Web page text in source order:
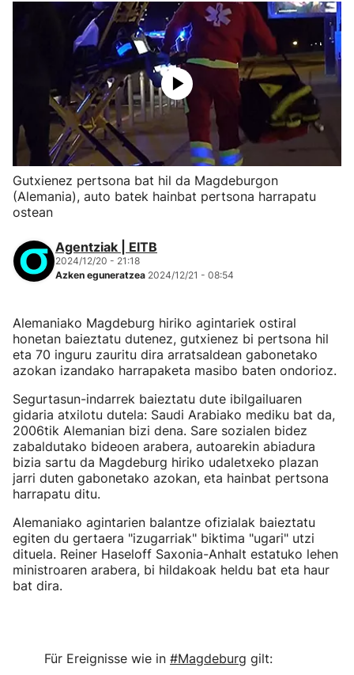
Gutxienez pertsona bat hil da Magdeburgon
(Alemania), auto batek hainbat pertsona harrapatu
ostean
Agentziak | EITB
2024/12/20 - 21:18
Azken eguneratzea 2024/12/21 - 08:54
Alemaniako Magdeburg hiriko agintariek ostiral
honetan baieztatu dutenez, gutxienez bi pertsona hil
eta 70 inguru zauritu dira arratsaldean gabonetako
azokan izandako harrapaketa masibo baten ondorioz.
Segurtasun-indarrek baieztatu dute ibilgailuaren
gidaria atxilotu dutela: Saudi Arabiako mediku bat da,
2006tik Alemanian bizi dena. Sare sozialen bidez
zabaldutako bideoen arabera, autoarekin abiadura
bizia sartu da Magdeburg hiriko udaletxeko plazan
jarri duten gabonetako azokan, eta hainbat pertsona
harrapatu ditu.
Alemaniako agintarien balantze ofizialak baieztatu
egiten du gertaera "izugarriak" biktima "ugari" utzi
dituela. Reiner Haseloff Saxonia-Anhalt estatuko lehen
ministroaren arabera, bi hildakoak heldu bat eta haur
bat dira.
Für Ereignisse wie in #Magdeburg gilt: